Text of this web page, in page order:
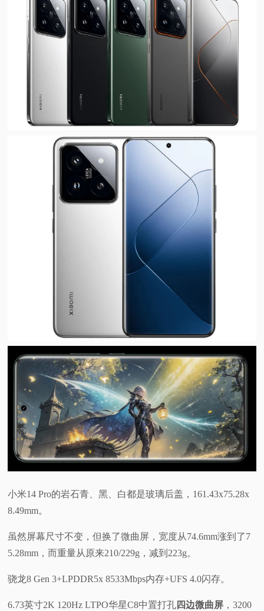
小米14 Pro的岩石青、黑、白都是玻璃后盖，161.43x75.28x
8.49mm。
虽然屏幕尺寸不变，但换了微曲屏，宽度从74.6mm涨到了7
5.28mm，而重量从原来210/229g，减到223g。
骁龙8 Gen 3+LPDDR5x 8533Mbps内存+UFS 4.0闪存。
6.73英寸2K 120Hz LTPO华星C8中置打孔四边微曲屏 ，3200